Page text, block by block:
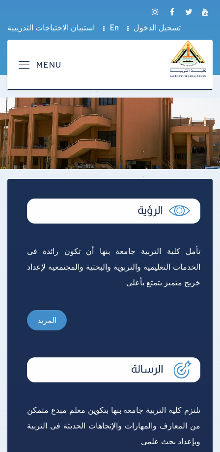
تسجيل الدخول En استبيان الاحتياجات التدريبية
تأمل كلية التربية جامعة بنها أن تكون رائدة فى
الخدمات التعليمية والتربوية والبحثية والمجتمعية لإعداد
خريج متميز يتمتع بأعلى
المزيد
تلتزم كلية التربية جامعة بنها بتكوين معلم مبدع متمكن
من المعارف والمهارات والإتجاهات الحديثة فى التربية
وبإعداد بحث علمى